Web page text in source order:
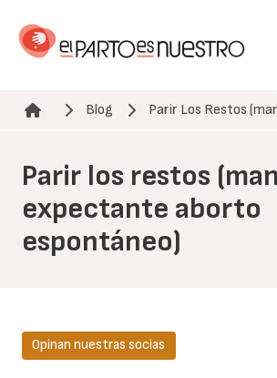
contenido
Ruta de navegación
Blog Parir Los Restos
Parir los restos
expectante aborto
espontáneo)
Opinan nuestras socias